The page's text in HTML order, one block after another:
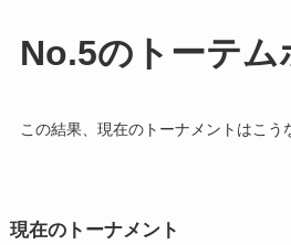
No.5のトーテム
この結果、現在のトーナメントはこう
現在のトーナメント